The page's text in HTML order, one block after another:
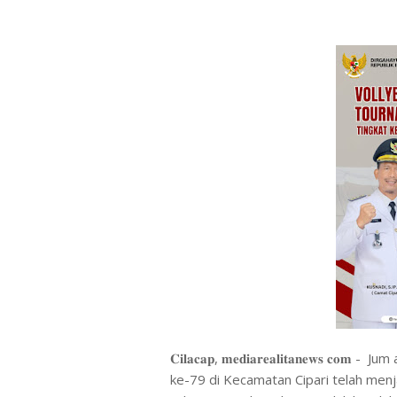
𝐂𝐢𝐥𝐚𝐜𝐚𝐩, 𝐦𝐞𝐝𝐢𝐚𝐫𝐞𝐚𝐥𝐢𝐭𝐚𝐧𝐞𝐰𝐬 𝐜𝐨𝐦 -
ke-79 di Kecamatan Cipari telah